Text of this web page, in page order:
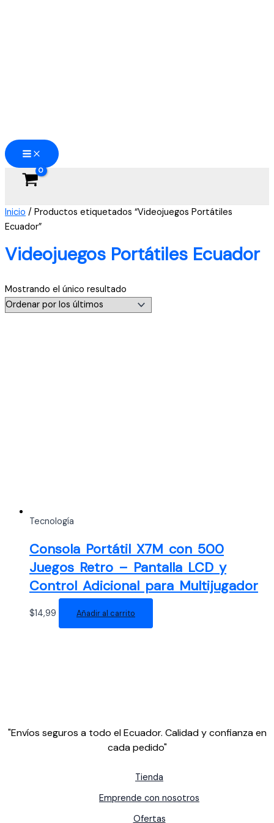
Inicio / Productos etiquetados “Videojuegos Portátiles
Ecuador”
Videojuegos Portátiles Ecuador
Mostrando el único resultado
Tecnología
Consola Portátil X7M con 500
Juegos Retro – Pantalla LCD y
Control Adicional para Multijugador
$14,99 Añadir al carrito
"Envíos seguros a todo el Ecuador. Calidad y confianza en
cada pedido"
Tienda
Emprende con nosotros
Ofertas